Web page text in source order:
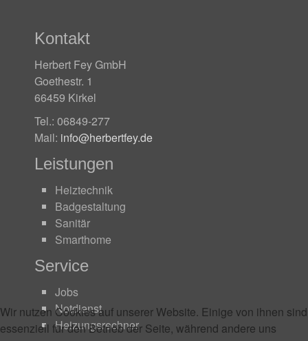
Kontakt
Herbert Fey GmbH
Goethestr. 1
66459 Kirkel
Tel.: 06849-277
Mail: info@herbertfey.de
Leistungen
Heiztechnik
Badgestaltung
Sanitär
Smarthome
Service
Jobs
Notdienst
Heizungsrechner
Wir nutzen Cookies auf unserer Website. Einige von ihnen sind
essenziell für den Betrieb der Seite, während andere uns